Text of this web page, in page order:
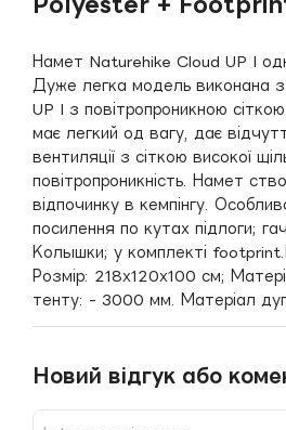
Намет Naturehike Cloud UP I
Дуже легка модель виконана
UP I з повітропроникною
має легкий од вагу, дає
вентиляції з сіткою високої
повітропроникність. Намет
відпочинку в кемпінгу.
посилення по кутах підлоги;
Колышки; у комплекті
Розмір: 218х120х100 см;
тенту: - 3000 мм. Матеріал
Новий відгук або